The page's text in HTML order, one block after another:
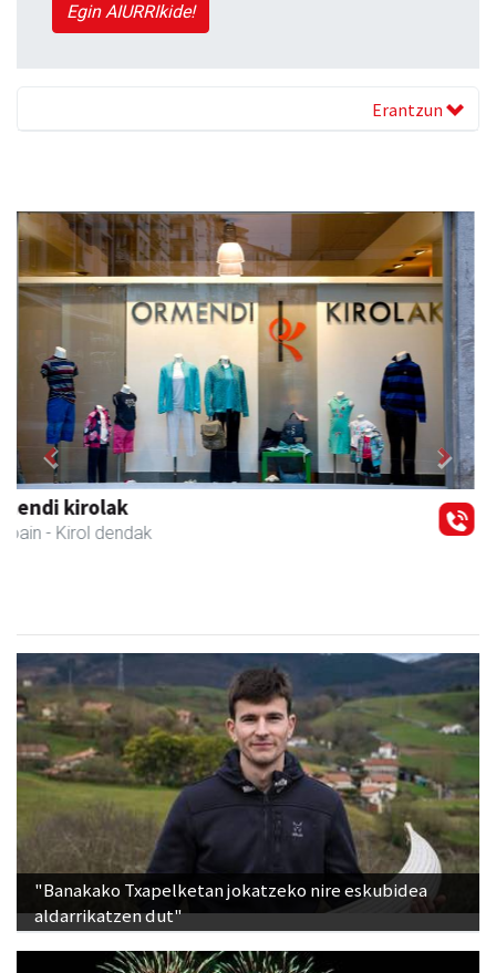
Egin AIURRIkide!
Erantzun
Adats ileapaindegi eta estetika
Andoain - Ile-apaindegiak
Previous Next
"Banakako Txapelketan jokatzeko nire eskubidea
aldarrikatzen dut"